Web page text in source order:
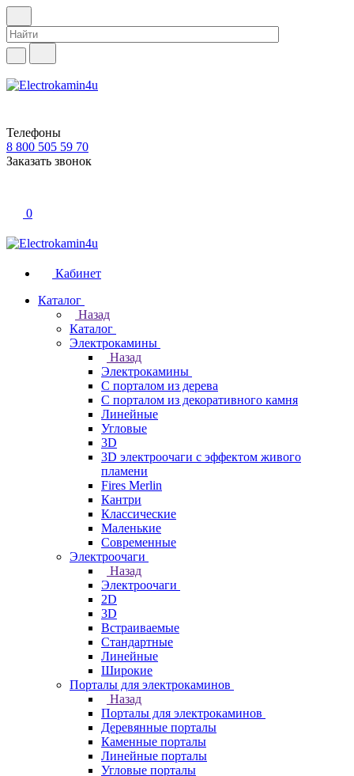
Телефоны
8 800 505 59 70
Заказать звонок
0
Кабинет
Каталог
Назад
Каталог
Электрокамины
Назад
Электрокамины
С порталом из дерева
С порталом из декоративного камня
Линейные
Угловые
3D
3D электроочаги с эффектом живого
пламени
Fires Merlin
Кантри
Классические
Маленькие
Современные
Электроочаги
Назад
Электроочаги
2D
3D
Встраиваемые
Стандартные
Линейные
Широкие
Порталы для электрокаминов
Назад
Порталы для электрокаминов
Деревянные порталы
Каменные порталы
Линейные порталы
Угловые порталы